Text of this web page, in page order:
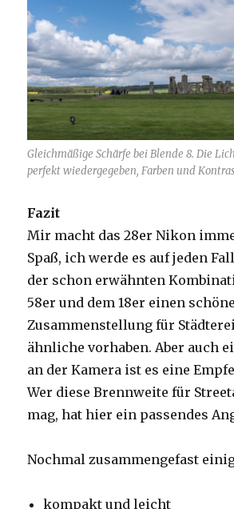
Gleichmäßige Schärfe bei Blende 8. Die
perfekt wiedergegeben, Farben und
Fazit
Mir macht das 28er Nikon
Spaß, ich werde es auf jeden
der schon erwähnten
58er und dem 18er einen
Zusammenstellung für
ähnliche vorhaben. Aber auch
an der Kamera ist es eine
Wer diese Brennweite für
mag, hat hier ein passendes
Nochmal zusammengefast
kompakt und leicht